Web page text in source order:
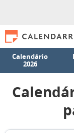
Calendário
2026